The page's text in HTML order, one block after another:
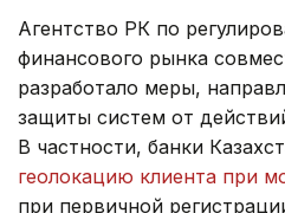
Агентство РК по
финансового рынка
разработало меры,
защиты систем от
В частности, банки
геолокацию клиента при
при первичной